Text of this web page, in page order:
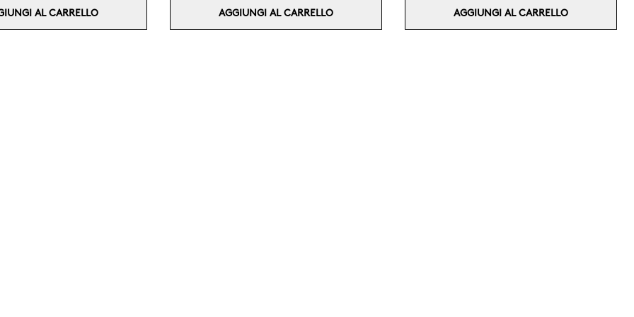
AL CARRELLO AGGIUNGI AL CARRELLO AGGIUNGI AL CARRELLO